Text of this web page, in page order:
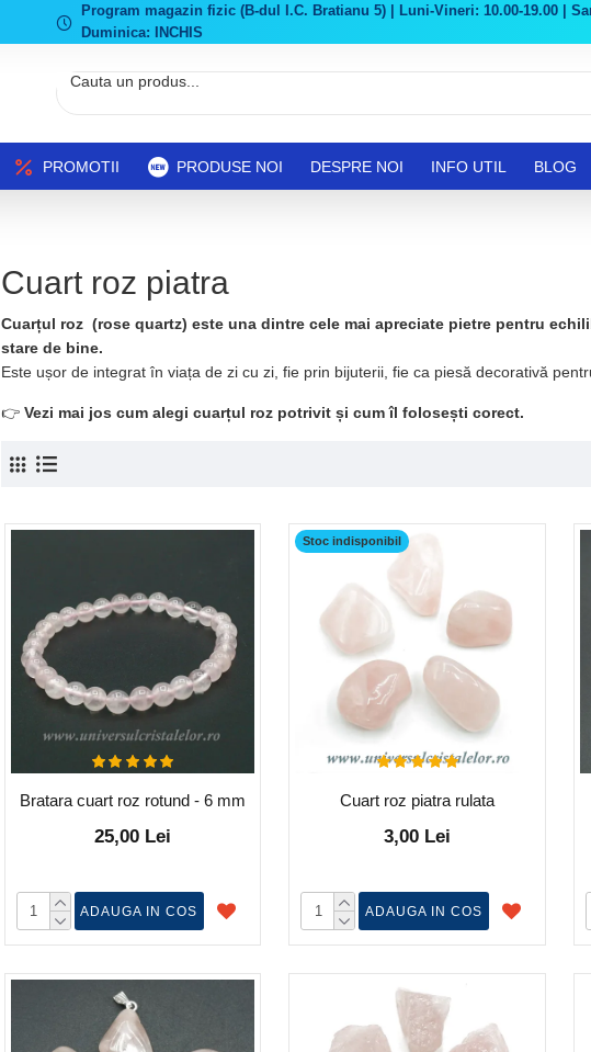
Program magazin fizic (B-dul I.C. Bratianu 5) | Luni-Vineri: 10.00-19.00 |
Duminica: INCHIS
PROMOTII PRODUSE NOI DESPRE NOI INFO UTIL BLOG
Cuart roz piatra
Cuarțul roz (rose quartz) este una dintre cele mai apreciate pietre pentru
stare de bine.
Este ușor de integrat în viața de zi cu zi, fie prin bijuterii, fie ca piesă decorativă
👉 Vezi mai jos cum alegi cuarțul roz potrivit și cum îl folosești corect.
Bratara cuart roz rotund - 6 mm
25,00 Lei
ADAUGA IN COS
Stoc indisponibil
Cuart roz piatra rulata
3,00 Lei
ADAUGA IN COS